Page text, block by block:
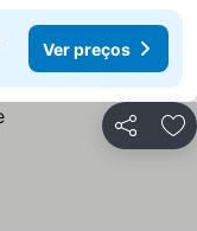
Ver preços
Partilhar